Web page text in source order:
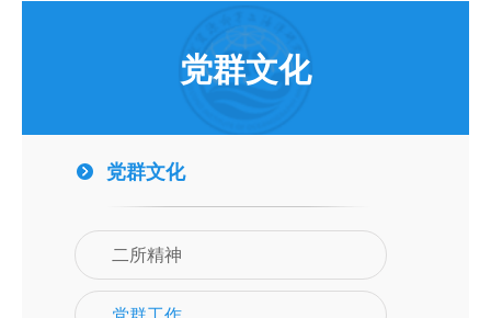
党群文化
党群文化
二所精神